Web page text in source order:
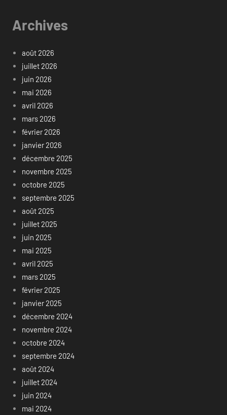
Archives
août 2026
juillet 2026
juin 2026
mai 2026
avril 2026
mars 2026
février 2026
janvier 2026
décembre 2025
novembre 2025
octobre 2025
septembre 2025
août 2025
juillet 2025
juin 2025
mai 2025
avril 2025
mars 2025
février 2025
janvier 2025
décembre 2024
novembre 2024
octobre 2024
septembre 2024
août 2024
juillet 2024
juin 2024
mai 2024